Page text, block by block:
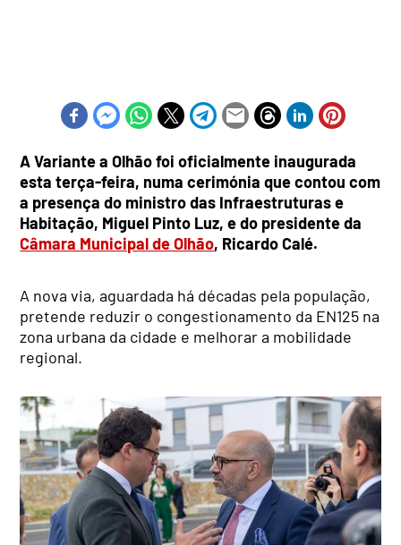
A Variante a Olhão foi oficialmente inaugurada
esta terça-feira, numa cerimónia que contou com
a presença do ministro das Infraestruturas e
Habitação, Miguel Pinto Luz, e do presidente da
Câmara Municipal de Olhão, Ricardo Calé.
A nova via, aguardada há décadas pela população,
pretende reduzir o congestionamento da EN125 na
zona urbana da cidade e melhorar a mobilidade
regional.